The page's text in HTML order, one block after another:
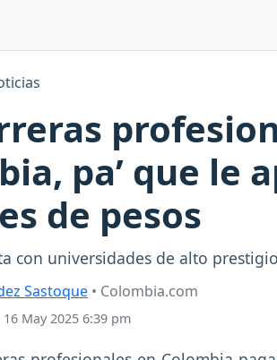
pa’ que le
de pesos
con universidades de alto
Sastoque • Colombia.com
16 May 2025 6:39 pm